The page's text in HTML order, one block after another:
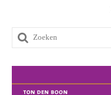
Zoeken
naar: